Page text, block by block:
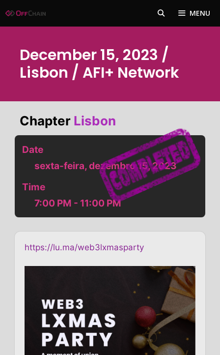
para
MENU
December 15, 2023 /
Lisbon / AFI+ Network
Chapter Lisbon
Date
sexta-feira, dezembro 15, 2023
Time
7:00 PM - 11:00 PM
https://lu.ma/web3lxmasparty